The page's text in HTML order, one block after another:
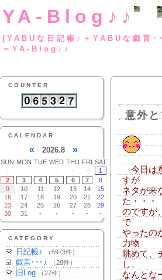
YA-Blog♪♪
(YABUな日記帳♪
＝YA-Blog♪♪
COUNTER
CALENDAR
« 2026.8 »
SUN MON TUE WED THU FRI SAT
-
- - - - -
1
2
3 4 5 6 7
8
9
10 11 12 13 14
15
16
17 18 19 20 21
22
23
24 25 26 27 28
29
30
31 - - - - -
CATEGORY
日記帳♪ （5973件）
戯言･･･♪ （28件）
旧Log （27件）
意外
今日は
すが
ネタが来
た・・・
のですが
で
やったの
力物
眺めて、
し、
なんとな